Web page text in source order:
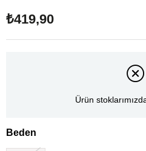
₺419,90
Ürün
Beden